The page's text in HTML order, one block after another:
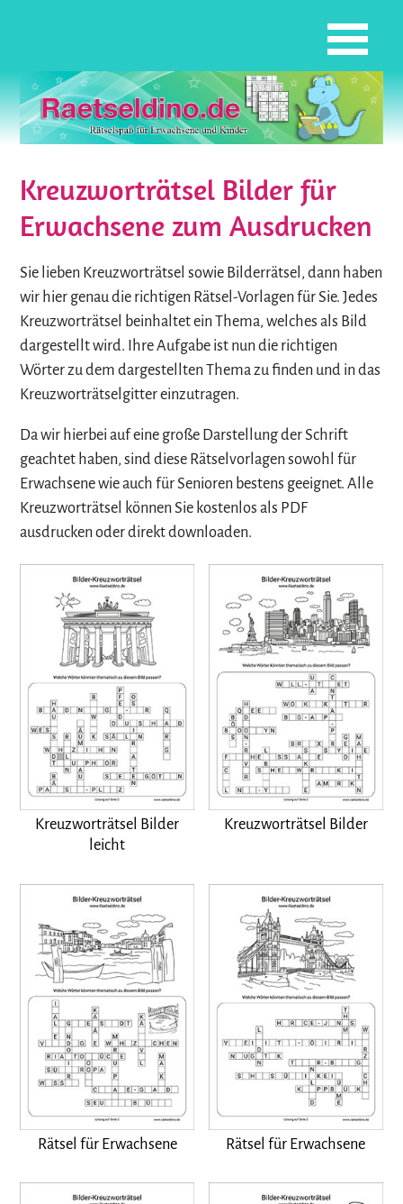
Kreuzworträtsel Bilder für
Erwachsene zum Ausdrucken
Sie lieben Kreuzworträtsel sowie Bilderrätsel, dann haben
wir hier genau die richtigen Rätsel-Vorlagen für Sie. Jedes
Kreuzworträtsel beinhaltet ein Thema, welches als Bild
dargestellt wird. Ihre Aufgabe ist nun die richtigen
Wörter zu dem dargestellten Thema zu finden und in das
Kreuzworträtselgitter einzutragen.
Da wir hierbei auf eine große Darstellung der Schrift
geachtet haben, sind diese Rätselvorlagen sowohl für
Erwachsene wie auch für Senioren bestens geeignet. Alle
Kreuzworträtsel können Sie kostenlos als PDF
ausdrucken oder direkt downloaden.
Kreuzworträtsel Bilder
leicht
Kreuzworträtsel Bilder
Rätsel für Erwachsene Rätsel für Erwachsene